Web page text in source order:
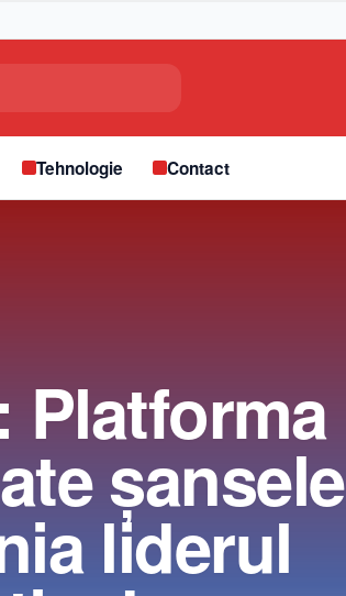
Tehnologie Contact
Platforma
şansele
liderul